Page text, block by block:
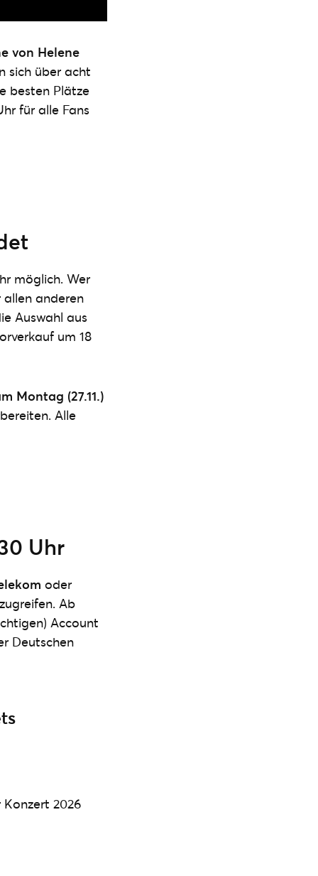
von Helene
sich über acht
besten Plätze
für alle Fans
möglich. Wer
anderen
Auswahl aus
um 18
Montag (27.11.)
Alle
Uhr
oder
Ab
Account
Deutschen
2026